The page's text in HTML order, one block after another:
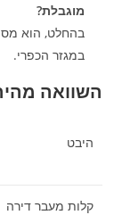
מוגבלת?
בהחלט, הוא
במגזר הכפרי.
השוואה
היבט
קלות מעבר דירה